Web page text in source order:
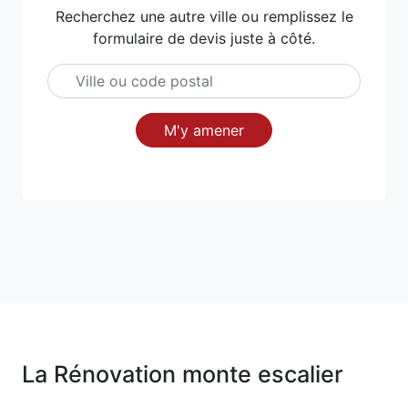
Recherchez une autre ville ou remplissez le
formulaire de devis juste à côté.
M'y amener
La Rénovation monte escalier